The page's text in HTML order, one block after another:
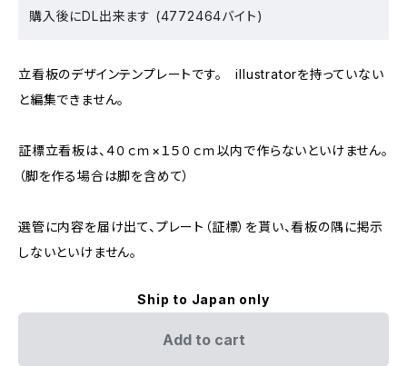
購入後にDL出来ます (4772464バイト)
立看板のデザインテンプレートです。 illustratorを持っていない
と編集できません。
証標立看板は、４０ｃｍ×１５０ｃｍ以内で作らないといけません。
（脚を作る場合は脚を含めて）
選管に内容を届け出て、プレート（証標）を貰い、看板の隅に掲示
しないといけません。
Ship to Japan only
Add to cart